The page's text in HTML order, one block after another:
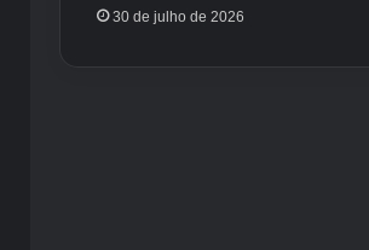
30 de julho de 2026